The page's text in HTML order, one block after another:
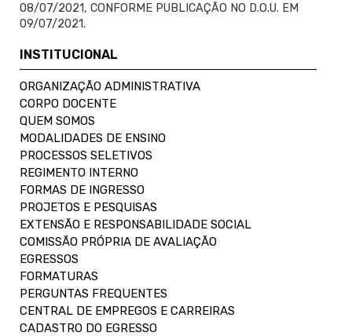
08/07/2021, CONFORME PUBLICAÇÃO NO D.O.U. EM
09/07/2021.
INSTITUCIONAL
ORGANIZAÇÃO ADMINISTRATIVA
CORPO DOCENTE
QUEM SOMOS
MODALIDADES DE ENSINO
PROCESSOS SELETIVOS
REGIMENTO INTERNO
FORMAS DE INGRESSO
PROJETOS E PESQUISAS
EXTENSÃO E RESPONSABILIDADE SOCIAL
COMISSÃO PRÓPRIA DE AVALIAÇÃO
EGRESSOS
FORMATURAS
PERGUNTAS FREQUENTES
CENTRAL DE EMPREGOS E CARREIRAS
CADASTRO DO EGRESSO